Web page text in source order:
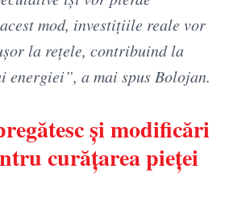
mod, investițiile reale vor
la rețele, contribuind la
energiei”, a mai spus Bolojan.
și modificări
curățarea pieței